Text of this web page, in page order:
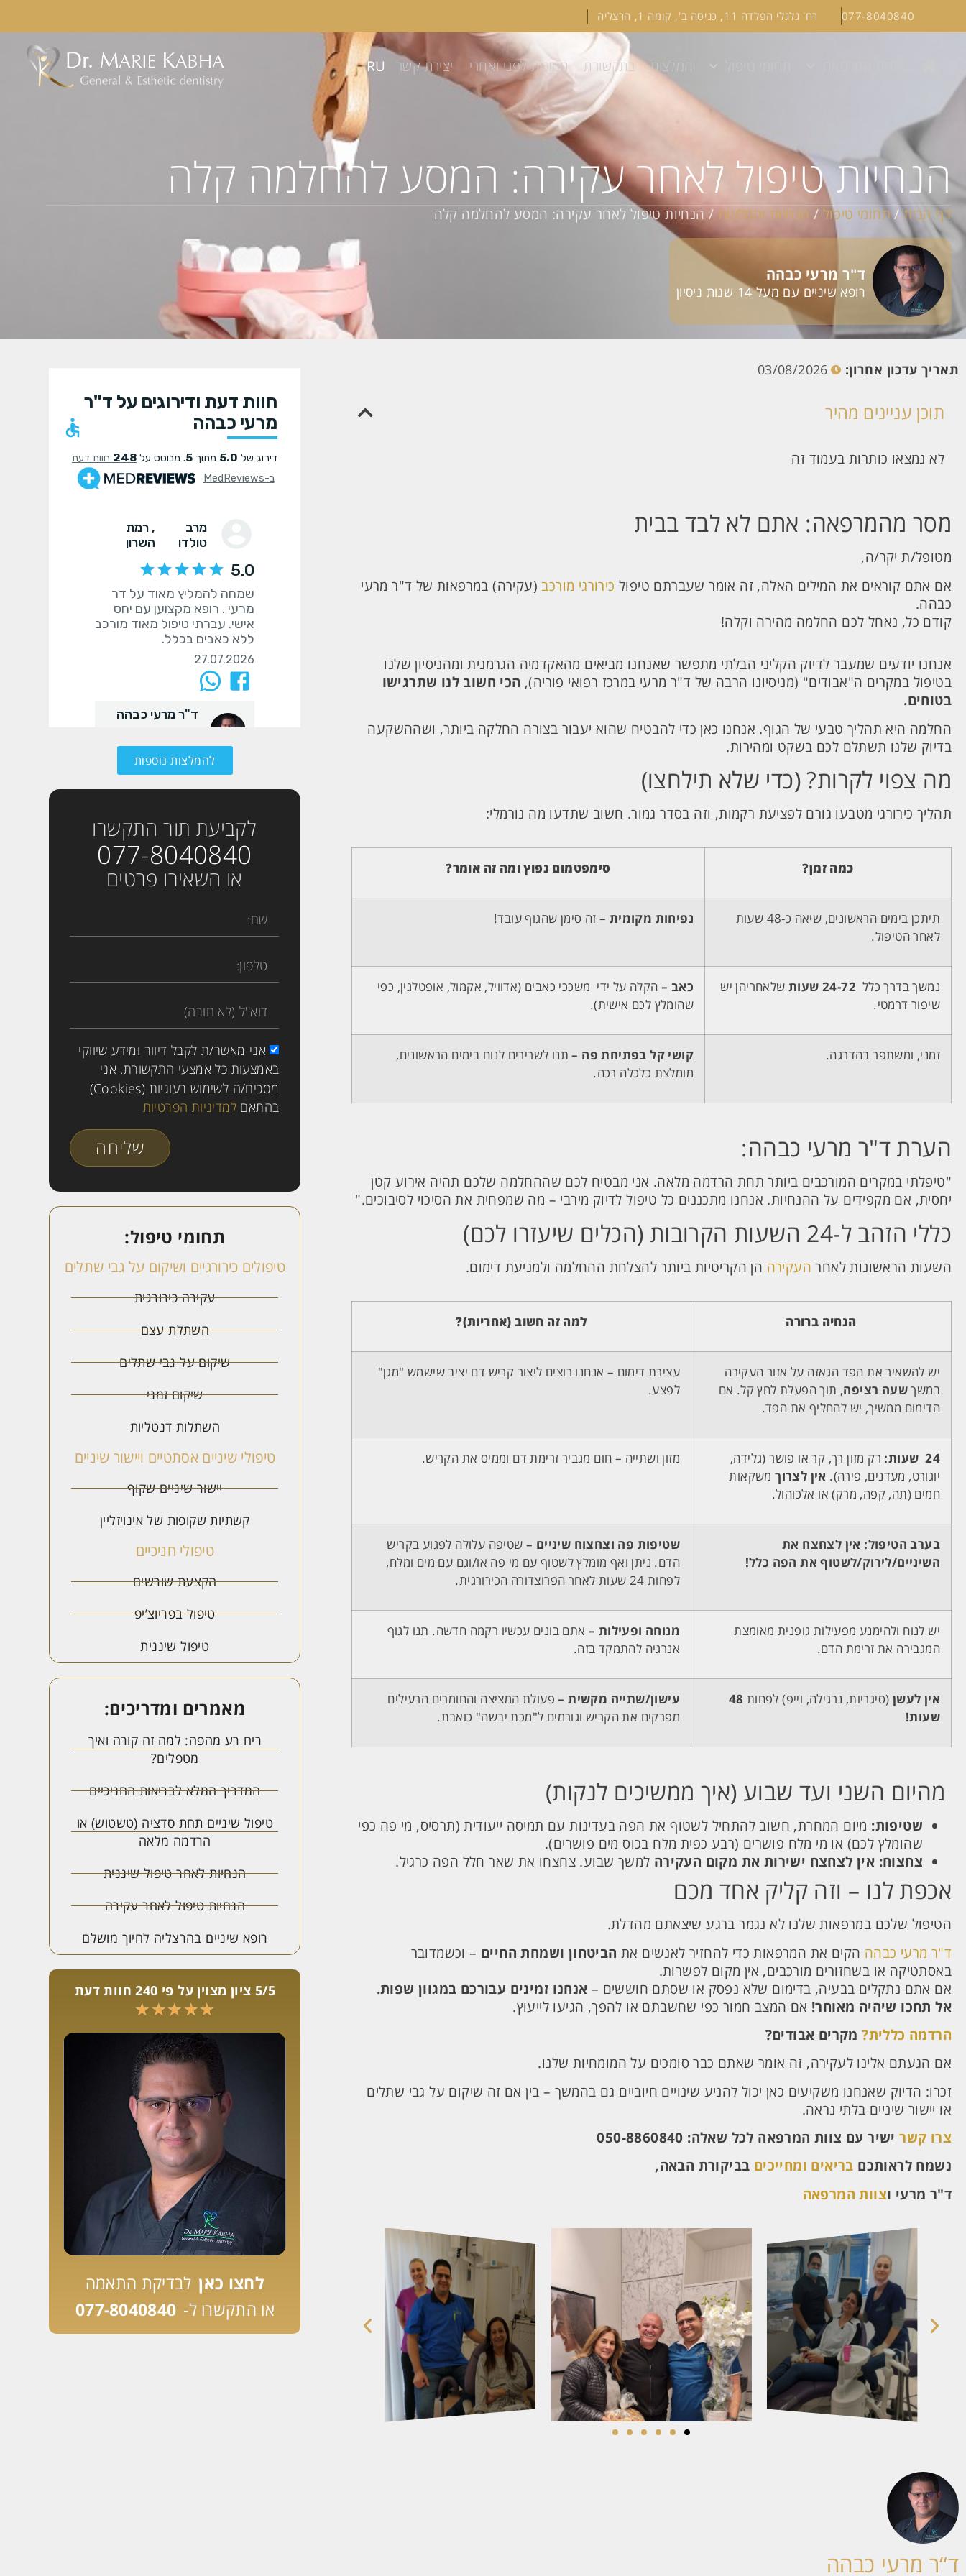
077-8040840 רח' גלגלי הפלדה 11, כניסה ב', קומה 1, הרצליה
המלצות בתקשורת תמונות לפני ואחרי יצירת קשר RU
הנחיות טיפול לאחר עקירה: המסע להחלמה קלה
דף הבית/תחומי טיפול / הנחיות והמלצות / הנחיות טיפול לאחר עקירה: המסע להחלמה קלה
ד"ר מרעי כבהה
רופא שיניים עם מעל 14 שנות ניסיון
תאריך עדכון אחרון: 03/08/2026
תוכן עניינים מהיר
לא נמצאו כותרות בעמוד זה
מסר מהמרפאה: אתם לא לבד בבית
מטופל/ת יקר/ה,
אם אתם קוראים את המילים האלה, זה אומר שעברתם טיפול כירורגי מורכב (עקירה) במרפאות של ד"ר מרעי
כבהה.
קודם כל, נאחל לכם החלמה מהירה וקלה!
אנחנו יודעים שמעבר לדיוק הקליני הבלתי מתפשר שאנחנו מביאים מהאקדמיה הגרמנית ומהניסיון שלנו
בטיפול במקרים ה"אבודים" (מניסיונו הרבה של ד"ר מרעי במרכז רפואי פוריה), הכי חשוב לנו שתרגישו
בטוחים.
החלמה היא תהליך טבעי של הגוף. אנחנו כאן כדי להבטיח שהוא יעבור בצורה החלקה ביותר, ושההשקעה
בדיוק שלנו תשתלם לכם בשקט ומהירות.
מה צפוי לקרות? (כדי שלא תילחצו)
תהליך כירורגי מטבעו גורם לפציעת רקמות, וזה בסדר גמור. חשוב שתדעו מה נורמלי:
כמה זמן? סימפטמום נפוץ ומה זה אומר?
תיתכן בימים הראשונים, שיאה כ-48 שעות
לאחר הטיפול.
נפיחות מקומית – זה סימן שהגוף עובד!
נמשך בדרך כלל 24-72 שעות
שלאחריהן יש
שיפור דרמטי.
כאב – הקלה על ידי משככי כאבים (אדוויל, אקמול, אופטלגין, כפי
שהומלץ לכם אישית).
זמני, ומשתפר בהדרגה. קושי קל בפתיחת פה –תנו לשרירים לנוח בימים הראשונים,
מומלצת כלכלה רכה.
הערת ד"ר מרעי כבהה:
"טיפלתי במקרים המורכבים ביותר תחת הרדמה מלאה. אני מבטיח לכם שההחלמה שלכם תהיה אירוע קטן
יחסית, אם מקפידים על ההנחיות. אנחנו מתכננים כל טיפול לדיוק מירבי – מה שמפחית את הסיכוי לסיבוכים."
כללי הזהב ל-24 השעות הקרובות (הכלים שיעזרו לכם)
השעות הראשונות לאחר העקירה הן הקריטיות ביותר להצלחת ההחלמה ולמניעת דימום.
הנחיה ברורה למה זה חשוב (אחריות)?
יש להשאיר את הפד הגאזה על אזור העקירה
במשךשעה רציפה, תוך הפעלת לחץ קל. אם
הדימום ממשיך, יש להחליף את הפד.
עצירת דימום – אנחנו רוצים ליצור קריש דם יציב שישמש "מגן"
לפצע.
24 שעות:
רק מזון רך, קר או פושר (גלידה,
יוגורט, מעדנים, פירה). אין לצרוךמשקאות
חמים (תה, קפה, מרק) או אלכוהול.
מזון ושתייה – חום מגביר זרימת דם וממיס את הקריש.
בערב הטיפול: אין לצחצח את
השיניים/לירוק/לשטוף את הפה כלל!
שטיפות פה וצחצוח שיניים – שטיפה עלולה לפגוע בקריש
הדם. ניתן ואף מומלץ לשטוף עם מי פה או/וגם עם מים ומלח,
לפחות 24 שעות לאחר הפרוצדורה הכירורגית.
יש לנוח ולהימנע מפעילות גופנית מאומצת
המגבירה את זרימת הדם.
מנוחה ופעילות – אתם בונים עכשיו רקמה חדשה. תנו לגוף
אנרגיה להתמקד בזה.
אין לעשן (סיגריות, נרגילה, וייפ) לפחות 48
שעות!
עישון/שתייה מקשית –פעולת המציצה והחומרים הרעילים
מפרקים את הקריש וגורמים ל"מכת יבשה" כואבת.
מהיום השני ועד שבוע (איך ממשיכים לנקות)
שטיפות: מיום המחרת, חשוב להתחיל לשטוף את הפה בעדינות עם תמיסה ייעודית (תרסיס, מי פה כפי
שהומלץ לכם) או מי מלח פושרים (רבע כפית מלח בכוס מים פושרים).
צחצוח: אין לצחצח ישירות את מקום העקירה למשך שבוע. צחצחו את שאר חלל הפה כרגיל.
אכפת לנו – וזה קליק אחד מכם
הטיפול שלכם במרפאות שלנו לא נגמר ברגע שיצאתם מהדלת.
ד"ר מרעי כבהה הקים את המרפאות כדי להחזיר לאנשים את הביטחון ושמחת החיים – וכשמדובר
באסתטיקה או בשחזורים מורכבים, אין מקום לפשרות.
אם אתם נתקלים בבעיה, בדימום שלא נפסק או שסתם חוששים – אנחנו זמינים עבורכם במגוון שפות.
אל תחכו שיהיה מאוחר! אם המצב חמור כפי שחשבתם או להפך, הגיעו לייעוץ.
הרדמה כללית? מקרים אבודים?
אם הגעתם אלינו לעקירה, זה אומר שאתם כבר סומכים על המומחיות שלנו.
זכרו: הדיוק שאנחנו משקיעים כאן יכול להניע שינויים חיוביים גם בהמשך – בין אם זה שיקום על גבי שתלים
או יישור שיניים בלתי נראה.
צרו קשר ישיר עם צוות המרפאה לכל שאלה: 050-8860840
נשמח לראותכם בריאים ומחייכים בביקורת הבאה,
ד"ר מרעי וצוות המרפאה
ד“ר מרעי כבהה
להמלצות נוספות
לקביעת תור התקשרו
077-8040840
או השאירו פרטים
אני מאשר/ת לקבל דיוור ומידע שיווקי
באמצעות כל אמצעי התקשורת. אני
מסכים/ה לשימוש בעוגיות (Cookies)
בהתאםלמדיניות הפרטיות
שליחה
תחומי טיפול:
טיפולים כירורגיים ושיקום על גבי שתלים
עקירה כירורגית
השתלת עצם
שיקום על גבי שתלים
שיקום זמני
השתלות דנטליות
טיפולי שיניים אסתטיים ויישור שיניים
יישור שיניים שקוף
קשתיות שקופות של אינויזליין
טיפולי חניכיים
הקצעת שורשים
טיפול בפריוצ’יפ
טיפול שיננית
מאמרים ומדריכים:
ריח רע מהפה: למה זה קורה ואיך
מטפלים?
המדריך המלא לבריאות החניכיים
טיפול שיניים תחת סדציה (טשטוש) או
הרדמה מלאה
הנחיות לאחר טיפול שיננית
הנחיות טיפול לאחר עקירה
רופא שיניים בהרצליה לחיוך מושלם
5/5 ציון מצוין על פי 240 חוות דעת
★
★
★
★
★
לחצו כאן לבדיקת התאמה
או התקשרו ל- 077-8040840